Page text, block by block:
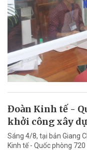
Đoàn Kinh tế -
khởi công xây
Sáng 4/8, tại bản Giang
Kinh tế - Quốc phòng